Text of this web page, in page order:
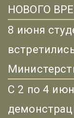
НОВОГО
8 июня
С 2 по 4